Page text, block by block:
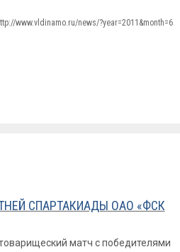
www.vldinamo.ru/news/?year=2011&month=6
СПАРТАКИАДЫ ОАО «ФСК
матч с победителями